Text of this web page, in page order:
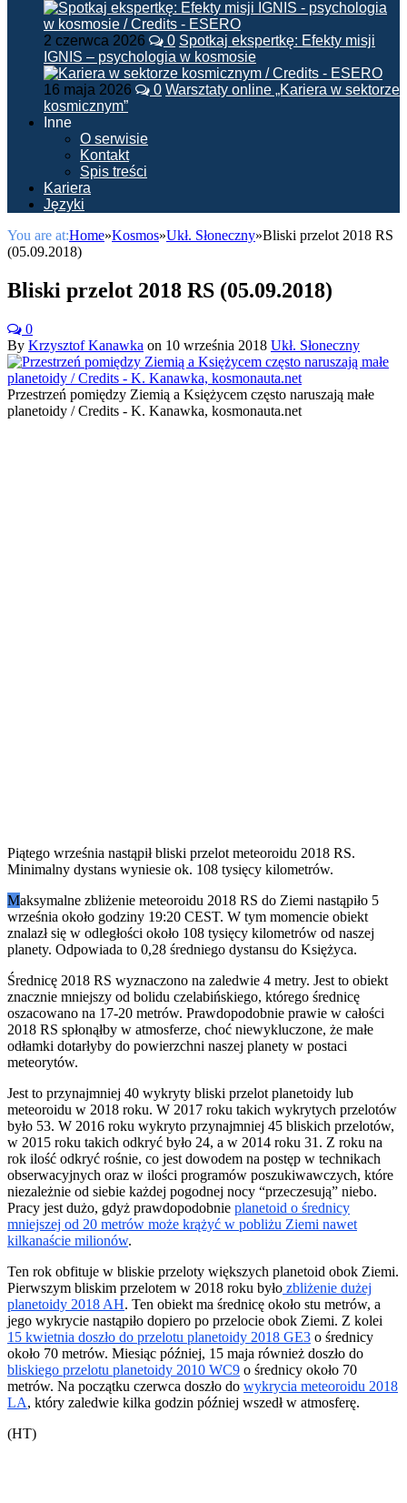
2 czerwca 2026 0 Spotkaj ekspertkę: Efekty misji
IGNIS – psychologia w kosmosie
16 maja 2026 0 Warsztaty online „Kariera w sektorze
kosmicznym”
Inne
O serwisie
Kontakt
Spis treści
Kariera
Języki
You are at:Home»Kosmos»Ukł. Słoneczny»Bliski przelot 2018 RS
(05.09.2018)
Bliski przelot 2018 RS (05.09.2018)
0
By Krzysztof Kanawka on 10 września 2018 Ukł. Słoneczny
Przestrzeń pomiędzy Ziemią a Księżycem często naruszają małe
planetoidy / Credits - K. Kanawka, kosmonauta.net
Piątego września nastąpił bliski przelot meteoroidu 2018 RS.
Minimalny dystans wyniesie ok. 108 tysięcy kilometrów.
Maksymalne zbliżenie meteoroidu 2018 RS do Ziemi nastąpiło 5
września około godziny 19:20 CEST. W tym momencie obiekt
znalazł się w odległości około 108 tysięcy kilometrów od naszej
planety. Odpowiada to 0,28 średniego dystansu do Księżyca.
Średnicę 2018 RS wyznaczono na zaledwie 4 metry. Jest to obiekt
znacznie mniejszy od bolidu czelabińskiego, którego średnicę
oszacowano na 17-20 metrów. Prawdopodobnie prawie w całości
2018 RS spłonąłby w atmosferze, choć niewykluczone, że małe
odłamki dotarłyby do powierzchni naszej planety w postaci
meteorytów.
Jest to przynajmniej 40 wykryty bliski przelot planetoidy lub
meteoroidu w 2018 roku. W 2017 roku takich wykrytych przelotów
było 53. W 2016 roku wykryto przynajmniej 45 bliskich przelotów,
w 2015 roku takich odkryć było 24, a w 2014 roku 31. Z roku na
rok ilość odkryć rośnie, co jest dowodem na postęp w technikach
obserwacyjnych oraz w ilości programów poszukiwawczych, które
niezależnie od siebie każdej pogodnej nocy “przeczesują” niebo.
Pracy jest dużo, gdyż prawdopodobnie planetoid o średnicy
mniejszej od 20 metrów może krążyć w pobliżu Ziemi nawet
kilkanaście milionów.
Ten rok obfituje w bliskie przeloty większych planetoid obok Ziemi.
Pierwszym bliskim przelotem w 2018 roku było zbliżenie dużej
planetoidy 2018 AH. Ten obiekt ma średnicę około stu metrów, a
jego wykrycie nastąpiło dopiero po przelocie obok Ziemi. Z kolei
15 kwietnia doszło do przelotu planetoidy 2018 GE3 o średnicy
około 70 metrów. Miesiąc później, 15 maja również doszło do
bliskiego przelotu planetoidy 2010 WC9 o średnicy około 70
metrów. Na początku czerwca doszło do wykrycia meteoroidu 2018
LA, który zaledwie kilka godzin później wszedł w atmosferę.
(HT)